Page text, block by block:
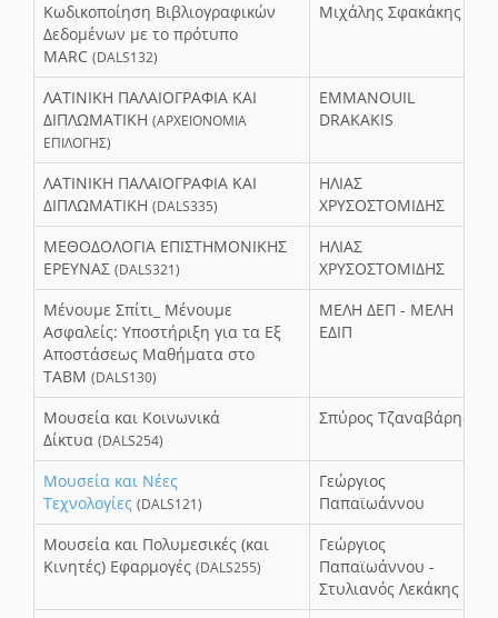
Κωδικοποίηση Βιβλιογραφικών
Δεδομένων με το πρότυπο
MARC (DALS132)
Μιχάλης Σφακάκης
ΛΑΤΙΝΙΚΗ ΠΑΛΑΙΟΓΡΑΦΙΑ ΚΑΙ
ΔΙΠΛΩΜΑΤΙΚΗ (ΑΡΧΕΙΟΝΟΜΙΑ
ΕΠΙΛΟΓΗΣ)
EMMANOUIL
DRAKAKIS
ΛΑΤΙΝΙΚΗ ΠΑΛΑΙΟΓΡΑΦΙΑ ΚΑΙ
ΔΙΠΛΩΜΑΤΙΚΗ (DALS335)
ΗΛΙΑΣ
ΧΡΥΣΟΣΤΟΜΙΔΗΣ
ΜΕΘΟΔΟΛΟΓΙΑ ΕΠΙΣΤΗΜΟΝΙΚΗΣ
ΕΡΕΥΝΑΣ (DALS321)
ΗΛΙΑΣ
ΧΡΥΣΟΣΤΟΜΙΔΗΣ
Μένουμε Σπίτι_ Μένουμε
Ασφαλείς: Υποστήριξη για τα Εξ
Αποστάσεως Μαθήματα στο
ΤΑΒΜ (DALS130)
ΜΕΛΗ ΔΕΠ - ΜΕΛΗ
ΕΔΙΠ
Μουσεία και Κοινωνικά
Δίκτυα (DALS254)
Σπύρος Τζαναβάρης
Μουσεία και Νέες
Τεχνολογίες (DALS121)
Γεώργιος
Παπαϊωάννου
Μουσεία και Πολυμεσικές (και
Κινητές) Εφαρμογές (DALS255)
Γεώργιος
Παπαϊωάννου -
Στυλιανός Λεκάκης